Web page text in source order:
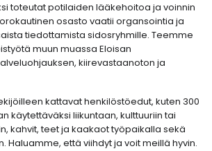
toteutat potilaiden lääkehoitoa ja voinnin
osasto vaatii organsointia ja
tiedottamista sidosryhmille. Teemme
muun muassa Eloisan
kiirevastaanoton ja
kattavat henkilöstöedut, kuten 300
käytettäväksi liikuntaan, kulttuuriin tai
kahvit, teet ja kaakaot työpaikalla sekä
Haluamme, että viihdyt ja voit meillä hyvin.